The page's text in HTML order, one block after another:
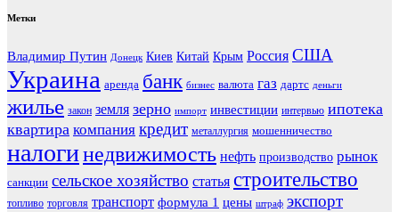
Метки
Владимир Путин Донецк Киев Китай Крым Россия США
Украина аренда банк бизнес валюта газ дартс деньги
жилье закон земля зерно импорт инвестиции интервью ипотека
квартира компания кредит металлургия мошенничество
налогинедвижимость нефть производство рынок
санкции сельское хозяйство статья строительство
топливо торговля транспорт формула 1 цены штраф экспорт